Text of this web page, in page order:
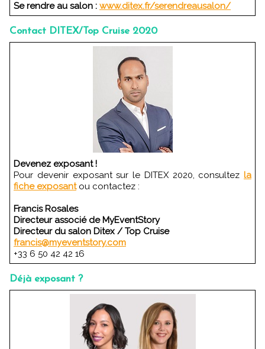
Se rendre au salon : www.ditex.fr/serendreausalon/
Contact DITEX/Top Cruise 2020
Devenez exposant !
Pour devenir exposant sur le DITEX 2020, consultez la
fiche exposantou contactez :
Francis Rosales
Directeur associé de MyEventStory
Directeur du salon Ditex / Top Cruise
francis@myeventstory.com
+33 6 50 42 42 16
Déjà exposant ?